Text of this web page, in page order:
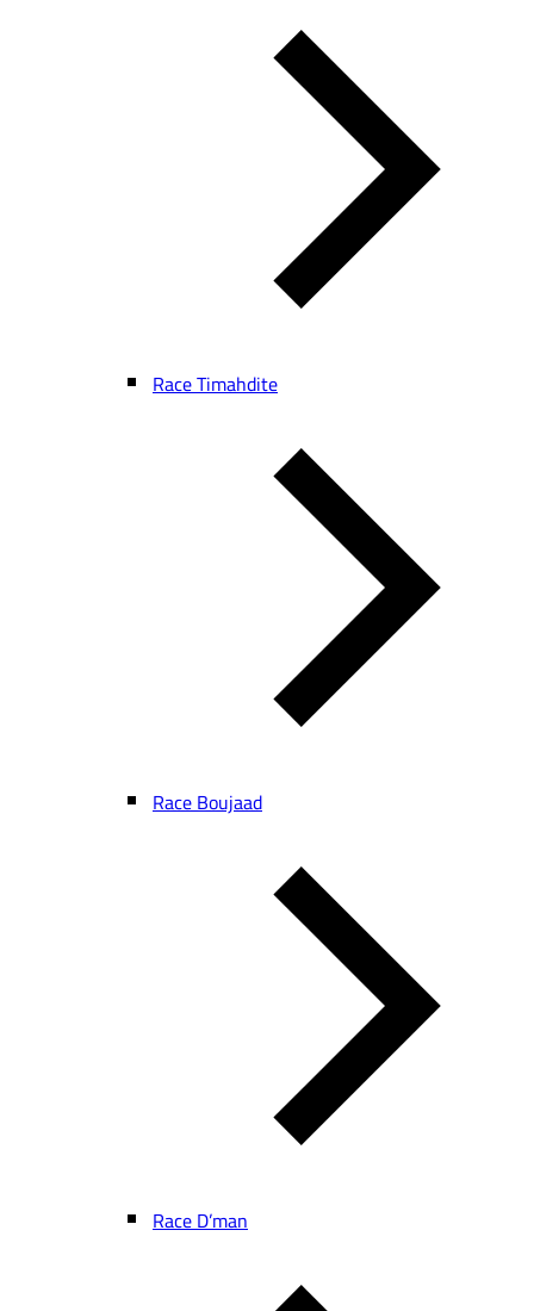
Race Timahdite
Race Boujaad
Race D’man